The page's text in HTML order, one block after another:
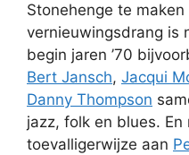
Stonehenge te maken
vernieuwingsdrang is
begin jaren ’70
Bert Jansch, Jacqui
Danny Thompson
jazz, folk en blues. En
toevalligerwijze aan